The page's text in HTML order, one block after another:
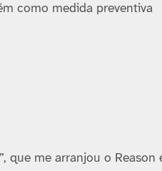
como medida preventiva
que me arranjou o Reason